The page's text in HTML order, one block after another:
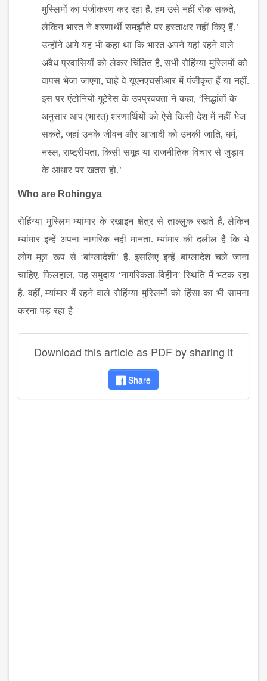
मुस्लिमों का पंजीकरण कर रहा है. हम उसे नहीं रोक सकते,
लेकिन भारत ने शरणार्थी समझौते पर हस्ताक्षर नहीं किए हैं.’
उन्होंने आगे यह भी कहा था कि भारत अपने यहां रहने वाले
अवैध प्रवासियों को लेकर चिंतित है, सभी रोहिंग्या मुस्लिमों को
वापस भेजा जाएगा, चाहे वे यूएनएचसीआर में पंजीकृत हैं या नहीं.
इस पर एंटोनियो गुटेरेस के उपप्रवक्ता ने कहा, ‘सिद्धांतों के
अनुसार आप (भारत) शरणार्थियों को ऐसे किसी देश में नहीं भेज
सकते, जहां उनके जीवन और आजादी को उनकी जाति, धर्म,
नस्ल, राष्ट्रीयता, किसी समूह या राजनीतिक विचार से जुड़ाव
के आधार पर खतरा हो.’
Who are Rohingya
रोहिंग्या मुस्लिम म्यांमार के रखाइन क्षेत्र से ताल्लुक रखते हैं, लेकिन
म्यांमार इन्हें अपना नागरिक नहीं मानता. म्यांमार की दलील है कि ये
लोग मूल रूप से‘बांग्लादेशी’ हैं. इसलिए इन्हें बांग्लादेश चले जाना
चाहिए. फिलहाल, यह समुदाय ‘नागरिकता-विहीन’ स्थिति में भटक रहा
है. वहीं, म्यांमार में रहने वाले रोहिंग्या मुस्लिमों को हिंसा का भी सामना
करना पड़ रहा है
Download this article as PDF by sharing it
Share